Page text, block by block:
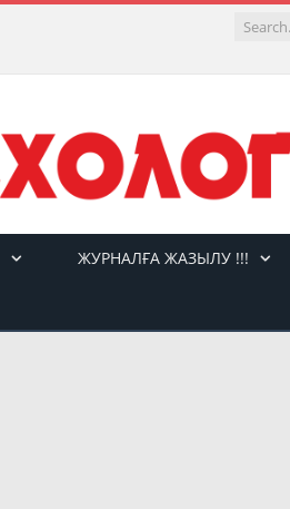
ЖУРНАЛҒА ЖАЗЫЛУ !!!